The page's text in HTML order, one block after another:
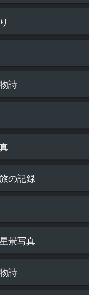
詩
の記録
景写真
詩